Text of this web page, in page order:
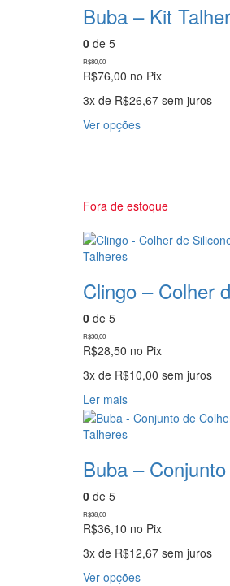
variantes.
As
ser
na
página
Buba – Kit
0 de 5
R$80,00
R$76,00 no Pix
3x de R$26,67 sem juros
Ver opçõesEste
As
podem
página
Fora de estoque
Talheres
Clingo – Colher
0 de 5
R$30,00
R$28,50 no Pix
3x de R$10,00 sem juros
Ler mais
Talheres
Buba –
0 de 5
R$38,00
R$36,10 no Pix
3x de R$12,67 sem juros
Ver opçõesEste